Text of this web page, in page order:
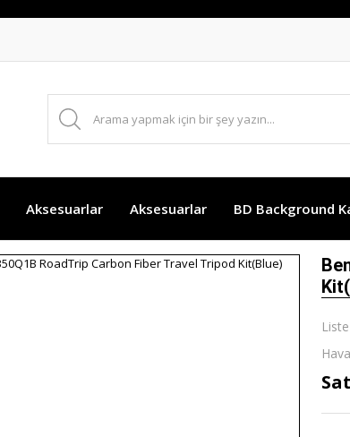
Aksesuarlar Aksesuarlar BD Background